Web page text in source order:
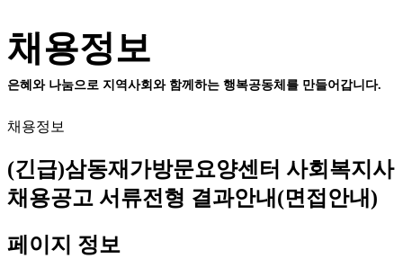
채용정보
은혜와 나눔으로 지역사회와 함께하는 행복공동체를 만들어갑니다.
채용정보
(긴급)삼동재가방문요양센터 사회복지사
채용공고 서류전형 결과안내(면접안내)
페이지 정보